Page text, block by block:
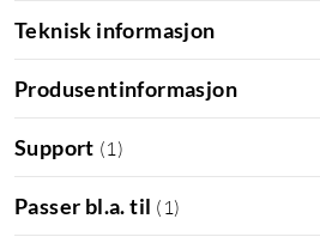
Teknisk informasjon
Produsentinformasjon
Support (1 )
Passer bl.a. til ( 1 )